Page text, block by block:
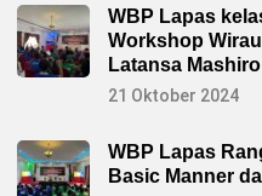
WBP Lapas
Workshop
Latansa Mashiro
21 Oktober 2024
WBP Lapas
Basic Manner